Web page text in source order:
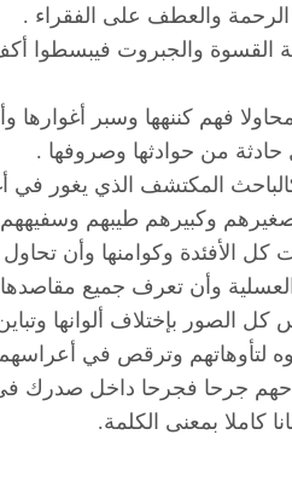
الرحمة والعطف على الفقراء .
القسوة والجبروت فيبسطوا
فهم كننهها وسبر أغوارها
من حوادثها وصروفها .
المكتشف الذي يغور في
صغيرهم وكبيرهم طيبهم
الأفئدة وكوامنها وأن
وأن تعرف جميع
الصور بإختلاف ألوانها
لتأوهاتهم وترقص في
جرحا فجرحا داخل صدرك
كاملا بمعنى الكلمة.